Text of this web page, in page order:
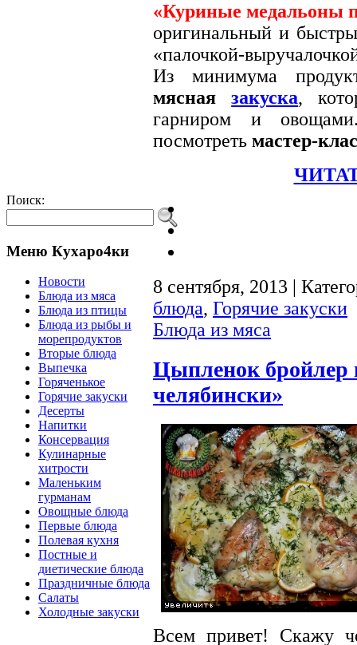
Поиск:
Меню Кухаро4ки
Новости
Блюда из мяса
Блюда из птицы
Блюда из рыбы и
морепродуктов
Вторые блюда
Выпечка
Горяченькое
Горячие закуски
Десерты
Напитки
Консервация
Кулинарные
хитрости
Маленьким
гурманам
Овощные блюда
Первые блюда
Полевая кухня
Постные и
диетические блюда
Праздничные блюда
Салаты
Холодные закуски
«Куриные медальоны
оригинальный и
«палочкой-
Из минимума
мяснаязакуска,
гарниром и
посмотреть мастер-
8 сентября, 2013 |
блюда, Горячие закуски
Блюда из мяса
Цыпленок бройлер
челябински»
Всем привет! Скажу